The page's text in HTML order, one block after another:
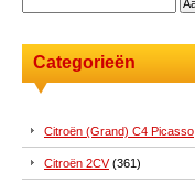
Categorieën
Citroën (Grand) C4 Picasso
Citroën 2CV(361)